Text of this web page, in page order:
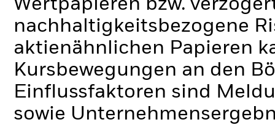
Wertpapieren bzw.
nachhaltigkeitsbezogene
aktienähnlichen Papieren
Kursbewegungen an den
Einflussfaktoren sind
sowie